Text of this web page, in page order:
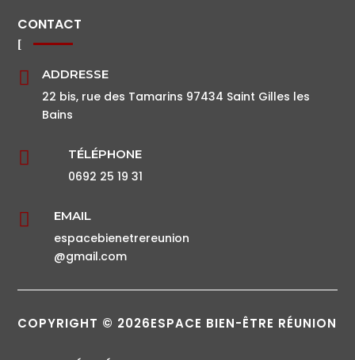
CONTACT
 ADDRESSE
22 bis, rue des Tamarins 97434 Saint Gilles les
Bains
 TÉLÉPHONE
0692 25 19 31
 EMAIL
espacebienetrereunion
@gmail.com
COPYRIGHT © 2026ESPACE BIEN-ÊTRE RÉUNION